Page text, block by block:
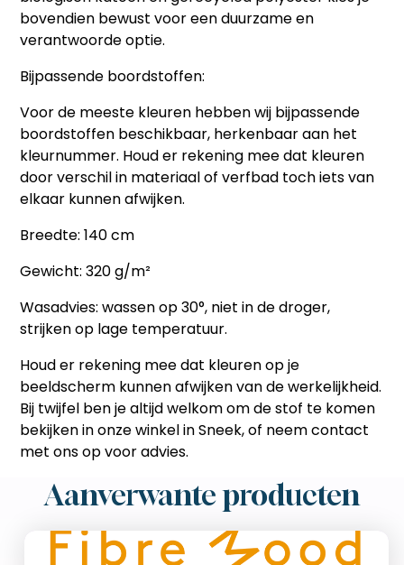
bovendien bewust voor eenduurzame en
verantwoorde optie.
Bijpassende boordstoffen:
Voor de meeste kleuren hebben wij bijpassende
boordstoffen beschikbaar, herkenbaar aan het
kleurnummer. Houd er rekening mee dat kleuren
door verschil in materiaal of verfbad toch iets van
elkaar kunnen afwijken.
Breedte:140 cm
Gewicht:320 g/m²
Wasadvies: wassen op 30°, niet in de droger,
strijken op lage temperatuur.
Houd er rekening mee dat kleuren op je
beeldscherm kunnen afwijken van de werkelijkheid.
Bij twijfel ben je altijd welkom om de stof te komen
bekijken in onze winkel inSneek, of neem contact
met ons op voor advies.
Aanverwante producten